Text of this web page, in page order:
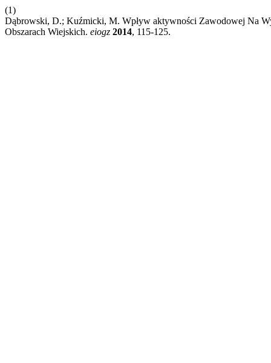
(1)
Dąbrowski, D.; Kuźmicki, M. Wpływ aktywności Zawodowej Na
Obszarach Wiejskich. eiogz 2014, 115-125.